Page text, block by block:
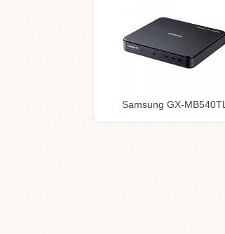
Samsung GX-MB540TL